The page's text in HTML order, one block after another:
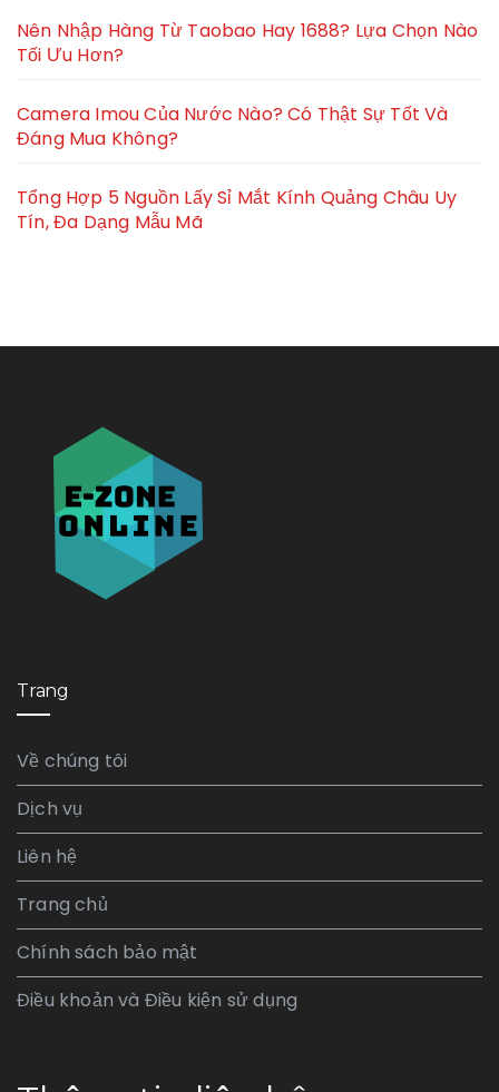
Nên Nhập Hàng Từ Taobao Hay 1688? Lựa Chọn Nào
Tối Ưu Hơn?
Camera Imou Của Nước Nào? Có Thật Sự Tốt Và
Đáng Mua Không?
Tổng Hợp 5 Nguồn Lấy Sỉ Mắt Kính Quảng Châu Uy
Tín, Đa Dạng Mẫu Mã
Trang
Về chúng tôi
Dịch vụ
Liên hệ
Trang chủ
Chính sách bảo mật
Điều khoản và Điều kiện sử dụng